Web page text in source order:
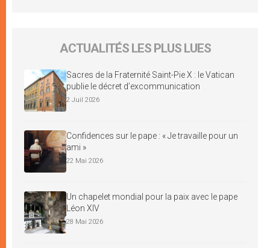
ACTUALITÉS LES PLUS LUES
Sacres de la Fraternité Saint-Pie X : le Vatican
publie le décret d’excommunication
2 Juil 2026
Confidences sur le pape : « Je travaille pour un
ami »
22 Mai 2026
Un chapelet mondial pour la paix avec le pape
Léon XIV
28 Mai 2026